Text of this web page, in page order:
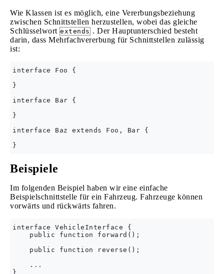
Wie Klassen ist es möglich, eine Vererbungsbeziehung
zwischen Schnittstellen herzustellen, wobei das gleiche
Schlüsselwort extends . Der Hauptunterschied besteht
darin, dass Mehrfachvererbung für Schnittstellen zulässig
ist:
interface Foo {
}
interface Bar {
}
interface Baz extends Foo, Bar {
Beispiele
Im folgenden Beispiel haben wir eine einfache
Beispielschnittstelle für ein Fahrzeug. Fahrzeuge können
vorwärts und rückwärts fahren.
interface VehicleInterface {
    public function forward();
    public function reverse();
    ...
}